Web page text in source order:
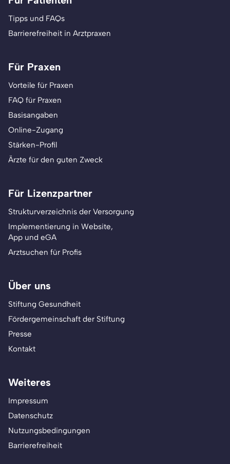
Tipps und FAQs
Barrierefreiheit in Arztpraxen
Für Praxen
Vorteile für Praxen
FAQ für Praxen
Basisangaben
Online-Zugang
Stärken-Profil
Ärzte für den guten Zweck
Für Lizenzpartner
Strukturverzeichnis der Versorgung
Implementierung in Website,
App und eGA
Arztsuchen für Profis
Über uns
Stiftung Gesundheit
Fördergemeinschaft der Stiftung
Presse
Kontakt
Weiteres
Impressum
Datenschutz
Nutzungsbedingungen
Barrierefreiheit